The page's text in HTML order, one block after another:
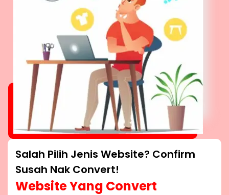
Salah Pilih Jenis Website? Confirm
Susah Nak Convert!
Website Yang Convert